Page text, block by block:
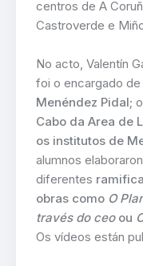
centros de A
Castroverde e
No acto, Valentín
foi o encargado
Menéndez Pidal;
Cabo da Area de
os institutos de
alumnos
diferentes
obras como O
través do ceoou
Os vídeos están